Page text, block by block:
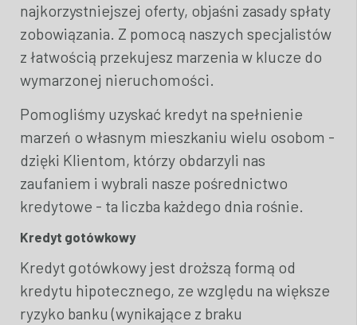
najkorzystniejszej oferty, objaśni zasady spłaty
zobowiązania. Z pomocą naszych specjalistów
z łatwością przekujesz marzenia w klucze do
wymarzonej nieruchomości.
Pomogliśmy uzyskać kredyt na spełnienie
marzeń o własnym mieszkaniu wielu osobom -
dzięki Klientom, którzy obdarzyli nas
zaufaniem i wybrali nasze pośrednictwo
kredytowe - ta liczba każdego dnia rośnie.
Kredyt gotówkowy
Kredyt gotówkowy jest droższą formą od
kredytu hipotecznego, ze względu na większe
ryzyko banku (wynikające z braku